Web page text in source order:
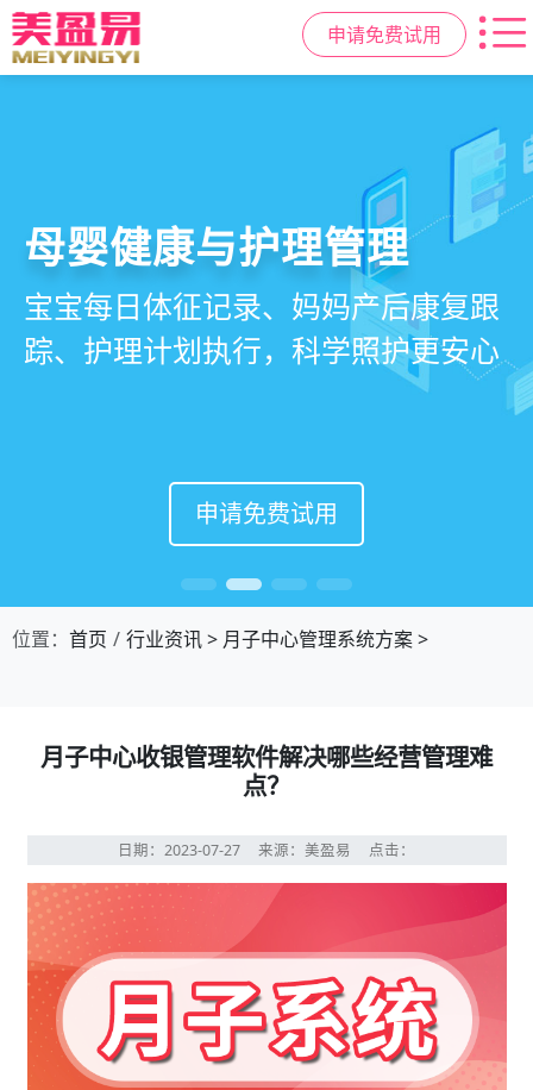
申请免费试用
智慧月子中心管理系统
一站式解决月子中心入住、护理、
餐饮、会员、财务、营销全流程管
理
申请免费试用
母婴健康与护理管理
宝宝每日体征记录、妈妈产后康复跟
踪、护理计划执行，科学照护更安心
申请免费试用
房态与预约管理
在线选房、预约入住、智能排房、资
源调度，提升入住率与客户满意度
申请免费试用
会员营销与智能锁客
会员积分、套餐定制、精准营销、客
户关怀，提升复购与转介绍
申请免费试用
位置： 首页 行业资讯> 月子中心管理系统方案>
月子中心收银管理软件解决哪些经营管理难
点？
日期：2023-07-27 来源：美盈易 点击：